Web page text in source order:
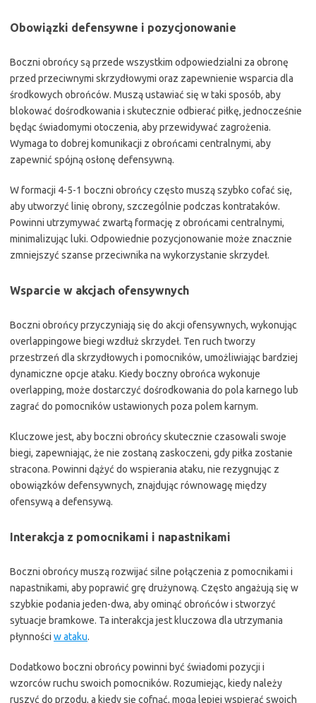
Obowiązki defensywne i pozycjonowanie
Boczni obrońcy są przede wszystkim odpowiedzialni za obronę
przed przeciwnymi skrzydłowymi oraz zapewnienie wsparcia dla
środkowych obrońców. Muszą ustawiać się w taki sposób, aby
blokować dośrodkowania i skutecznie odbierać piłkę, jednocześnie
będąc świadomymi otoczenia, aby przewidywać zagrożenia.
Wymaga to dobrej komunikacji z obrońcami centralnymi, aby
zapewnić spójną osłonę defensywną.
W formacji 4-5-1 boczni obrońcy często muszą szybko cofać się,
aby utworzyć linię obrony, szczególnie podczas kontrataków.
Powinni utrzymywać zwartą formację z obrońcami centralnymi,
minimalizując luki. Odpowiednie pozycjonowanie może znacznie
zmniejszyć szanse przeciwnika na wykorzystanie skrzydeł.
Wsparcie w akcjach ofensywnych
Boczni obrońcy przyczyniają się do akcji ofensywnych, wykonując
overlappingowe biegi wzdłuż skrzydeł. Ten ruch tworzy
przestrzeń dla skrzydłowych i pomocników, umożliwiając bardziej
dynamiczne opcje ataku. Kiedy boczny obrońca wykonuje
overlapping, może dostarczyć dośrodkowania do pola karnego lub
zagrać do pomocników ustawionych poza polem karnym.
Kluczowe jest, aby boczni obrońcy skutecznie czasowali swoje
biegi, zapewniając, że nie zostaną zaskoczeni, gdy piłka zostanie
stracona. Powinni dążyć do wspierania ataku, nie rezygnując z
obowiązków defensywnych, znajdując równowagę między
ofensywą a defensywą.
Interakcja z pomocnikami i napastnikami
Boczni obrońcy muszą rozwijać silne połączenia z pomocnikami i
napastnikami, aby poprawić grę drużynową. Często angażują się w
szybkie podania jeden-dwa, aby ominąć obrońców i stworzyć
sytuacje bramkowe. Ta interakcja jest kluczowa dla utrzymania
płynności w ataku.
Dodatkowo boczni obrońcy powinni być świadomi pozycji i
wzorców ruchu swoich pomocników. Rozumiejąc, kiedy należy
ruszyć do przodu, a kiedy się cofnąć, mogą lepiej wspierać swoich